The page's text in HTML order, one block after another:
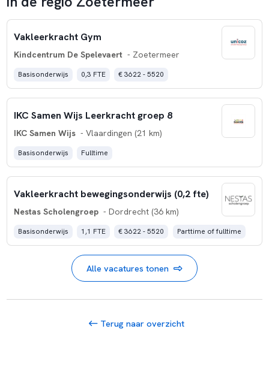
Vakleerkracht Gym
Kindcentrum De Spelevaert - Zoetermeer
Basisonderwijs 0,3 FTE € 3622 - 5520
IKC Samen Wijs Leerkracht groep 8
IKC Samen Wijs - Vlaardingen (21 km)
Basisonderwijs Fulltime
Vakleerkracht bewegingsonderwijs (0,2 fte)
Nestas Scholengroep - Dordrecht (36 km)
Basisonderwijs 1,1 FTE € 3622 - 5520 Parttime of fulltime
Alle vacatures tonen
Terug naar overzicht